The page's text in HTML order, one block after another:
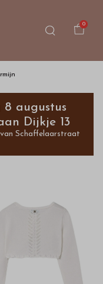
0
augustus
Dijkje 13
Schaffelaarstraat